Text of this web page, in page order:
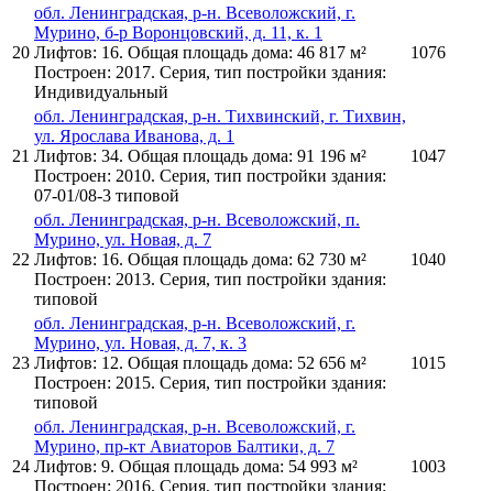
20
обл. Ленинградская, р-н. Всеволожский, г.
Мурино, б-р Воронцовский, д. 11, к. 1
Лифтов: 16. Общая площадь дома: 46 817 м²
Построен: 2017. Серия, тип постройки здания:
Индивидуальный
1076
21
обл. Ленинградская, р-н. Тихвинский, г. Тихвин,
ул. Ярослава Иванова, д. 1
Лифтов: 34. Общая площадь дома: 91 196 м²
Построен: 2010. Серия, тип постройки здания:
07-01/08-3 типовой
1047
22
обл. Ленинградская, р-н. Всеволожский, п.
Мурино, ул. Новая, д. 7
Лифтов: 16. Общая площадь дома: 62 730 м²
Построен: 2013. Серия, тип постройки здания:
типовой
1040
23
обл. Ленинградская, р-н. Всеволожский, г.
Мурино, ул. Новая, д. 7, к. 3
Лифтов: 12. Общая площадь дома: 52 656 м²
Построен: 2015. Серия, тип постройки здания:
типовой
1015
24
обл. Ленинградская, р-н. Всеволожский, г.
Мурино, пр-кт Авиаторов Балтики, д. 7
Лифтов: 9. Общая площадь дома: 54 993 м²
Построен: 2016. Серия, тип постройки здания:
1003